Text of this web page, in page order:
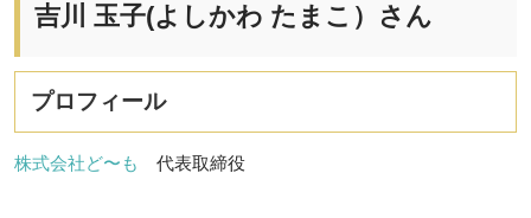
吉川 玉子(よしかわ たまこ）さん
プロフィール
株式会社ど〜も 代表取締役